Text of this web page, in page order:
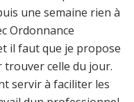
une semaine rien à
Ordonnance
il faut que je propose
celle du jour.
servir à faciliter les